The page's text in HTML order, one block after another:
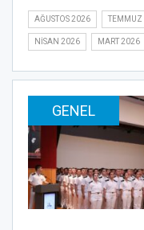
AĞUSTOS 2026
NISAN 2026 MART 2026
GENEL